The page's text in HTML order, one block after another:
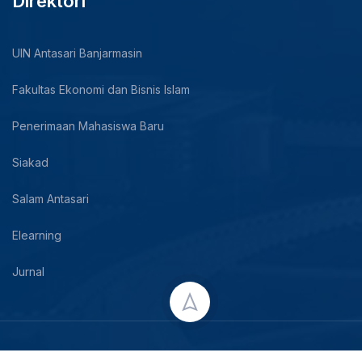
UIN Antasari Banjarmasin
Fakultas Ekonomi dan Bisnis Islam
Penerimaan Mahasiswa Baru
Siakad
Salam Antasari
Elearning
Jurnal
Copyright © 2024 UIN Antasari Banjarmasin